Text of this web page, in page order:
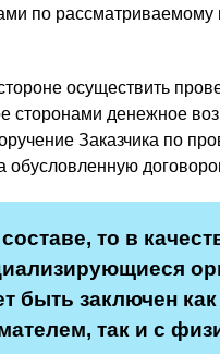
по
осуществить
сторонами денежное
Заказчика по
обусловленную
то в
быть заключен как
так и с